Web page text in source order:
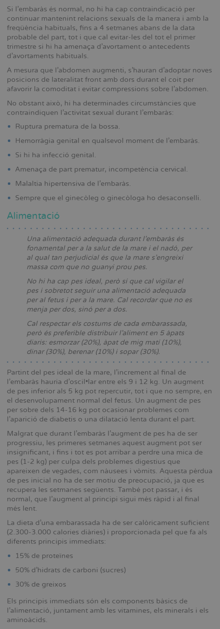
Si l’embaràs és normal, no hi ha cap contraindicació per
continuar mantenint relacions sexuals de la manera i amb la
freqüència habituals, fins a 4 setmanes abans de la data
probable del part, tot i que cal evitar-les del tot el primer
trimestre si hi ha amenaça d’avortament o antecedents
d’avortaments habituals.
A mesura que l’abdomen augmenti, s’hauran d’adoptar noves
posicions de lateralitat front amb dors durant el coit per
afavorir la comoditat i evitar compressions sobre l’abdomen.
No obstant això, hi ha determinades circumstàncies que
contraindiquen l’activitat sexual durant l’embaràs:
Ruptura prematura de la bossa.
Hemorràgia genital en qualsevol moment de l’embaràs.
Si hi ha infecció genital.
Amenaça de part prematur, incompetència cervical.
Malaltia hipertensiva de l’embaràs.
Sempre que el ginecòleg o ginecòloga ho desaconselli.
Alimentació
Una alimentació adequada durant l’embaràs és
fonamental per a la salut de la mare i el nadó, per
al qual tan perjudicial és que la mare s’engreixi
massa com que no guanyi prou pes.
No hi ha cap pes ideal, però sí que cal vigilar el
pes i sobretot seguir una alimentació adequada
per al fetus i per a la mare. Cal recordar que no es
menja per dos, sinó per a dos.
Cal respectar els costums de cada embarassada,
però és preferible distribuir l’aliment en 5 àpats
diaris: esmorzar (20%), àpat de mig matí (10%),
dinar (30%), berenar (10%) i sopar (30%).
Partint del pes ideal de la mare, l’increment al final de
l’embaràs hauria d’oscil•lar entre els 9 i 12 kg. Un augment
de pes inferior als 5 kg pot repercutir, tot i que no sempre, en
el desenvolupament normal del fetus. Un augment de pes
per sobre dels 14-16 kg pot ocasionar problemes com
l’aparició de diabetis o una dilatació lenta durant el part.
Malgrat que durant l’embaràs l’augment de pes ha de ser
progressiu, les primeres setmanes aquest augment pot ser
insignificant, i fins i tot es pot arribar a perdre una mica de
pes (1-2 kg) per culpa dels problemes digestius que
apareixen de vegades, com nàusees i vòmits. Aquesta pèrdua
de pes inicial no ha de ser motiu de preocupació, ja que es
recupera les setmanes següents. També pot passar, i és
normal, que l’augment al principi sigui més ràpid i al final
més lent.
La dieta d’una embarassada ha de ser calòricament suficient
(2.300-3.000 calories diàries) i proporcionada pel que fa als
diferents principis immediats:
15% de proteïnes
50% d’hidrats de carboni (sucres)
30% de greixos
Els principis immediats són els components bàsics de
l’alimentació, juntament amb les vitamines, els minerals i els
aminoàcids.